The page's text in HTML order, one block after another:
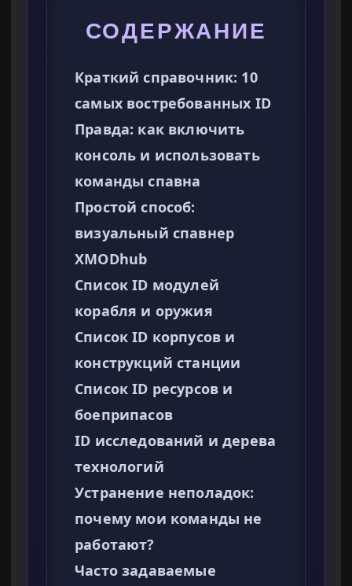
СОДЕРЖАНИЕ
Краткий справочник: 10
самых востребованных ID
Правда: как включить
консоль и использовать
команды спавна
Простой способ:
визуальный спавнер
XMODhub
Список ID модулей
корабля и оружия
Список ID корпусов и
конструкций станции
Список ID ресурсов и
боеприпасов
ID исследований и дерева
технологий
Устранение неполадок:
почему мои команды не
работают?
Часто задаваемые